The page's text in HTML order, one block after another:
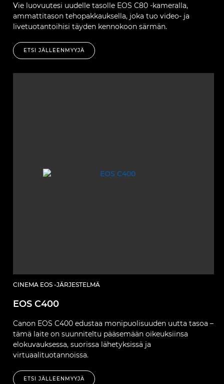
Vie luovuutesi uudelle tasolle EOS C80 -kameralla,
ammattitason tehopakkauksella, joka tuo video- ja
livetuotantoihisi täyden kennokoon särmän.
ETSI JÄLLEENMYYJÄ
CINEMA EOS -JÄRJESTELMÄ
EOS C400
Canon EOS C400 edustaa monipuolisuuden uutta tasoa –
tämä laite on suunniteltu pääsemään oikeuksiinsa
elokuvauksessa, suorissa lähetyksissä ja
virtuaalituotannoissa.
ETSI JÄLLEENMYYJÄ